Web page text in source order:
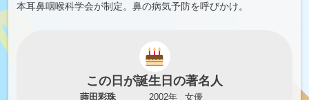
本耳鼻咽喉科学会が制定。鼻の病気予防を呼びかけ。
この日が誕生日の著名人
蒔田彩珠 2002年 女優